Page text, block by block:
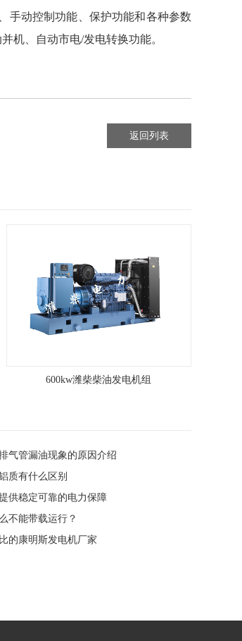
手动控制功能、保护功能和各种参数
机、自动市电/发电转换功能。
返回列表
600kw潍柴柴油发电机组
气管漏油现象的原因介绍
质有什么区别
供稳定可靠的电力保障
不能带载运行？
的康明斯发电机厂家